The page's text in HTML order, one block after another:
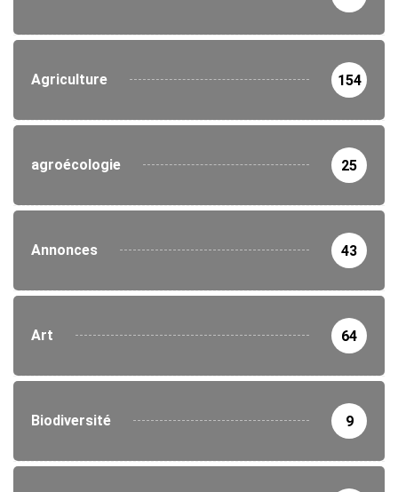
Agriculture 154
agroécologie 25
Annonces 43
Art 64
Biodiversité 9